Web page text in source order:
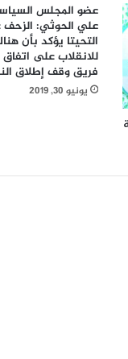
عضو المجلس
علي الحوثي:
التحيتا يؤكد بأن
للانقلاب على
فريق وقف إطلاق
يونيو 30, 2019